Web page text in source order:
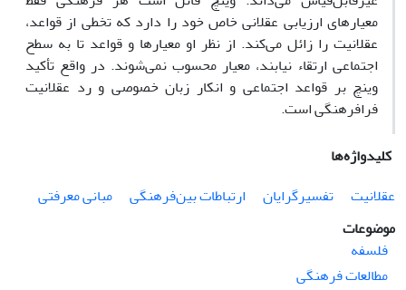
معیارهای ارزیابی عقلانی خاص خود را دارد که تخطی از قواعد،
عقلانیت را زائل می‌کند. از نظر او معیارها و قواعد تا به سطح
اجتماعی ارتقاء نیابند، معیار محسوب نمی‌شوند. در واقع تأکید
وینچ بر قواعد اجتماعی و انکار زبان خصوصی و رد عقلانیت
فرافرهنگی است.
کلیدواژه‌ها
عقلانیت
تفسیرگرایان ارتباطات بین‌فرهنگی
مبانی معرفتی
موضوعات
فلسفه
مطالعات فرهنگی